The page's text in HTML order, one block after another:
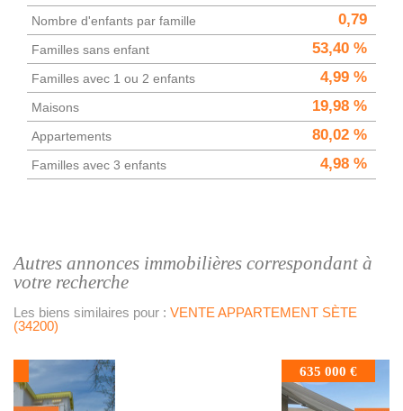
Nombre d'enfants par famille 0,79
Familles sans enfant 53,40 %
Familles avec 1 ou 2 enfants 4,99 %
Maisons 19,98 %
Appartements 80,02 %
Familles avec 3 enfants 4,98 %
autres annonces immobilières correspondant à
votre recherche
Les biens similaires pour : VENTE APPARTEMENT SÈTE
(34200)